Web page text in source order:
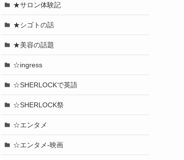
★サロン体験記
★シゴトの話
★美容の話題
☆ingress
☆SHERLOCKで英語
☆SHERLOCK祭
☆エンタメ
☆エンタメ-映画